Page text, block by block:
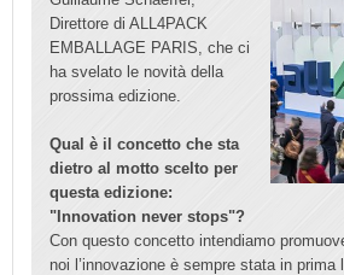
Direttore di ALL4PACK
EMBALLAGE PARIS, che ci
ha svelato le novità della
prossima edizione.
Qual è il concetto che sta
dietro al motto scelto per
questa edizione:
"Innovation never stops"?
Con questo concetto intendiamo
noi l’innovazione è sempre stata in prima